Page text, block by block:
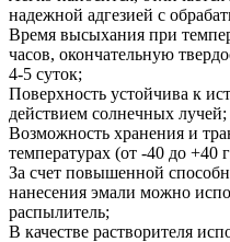
надежной адгезией с
Время высыхания при
часов, окончательную
4-5 суток;
Поверхность устойчива к
действием солнечных лучей;
Возможность хранения и
температурах (от -40 до +40
За счет повышенной
нанесения эмали можно
распылитель;
В качестве растворителя